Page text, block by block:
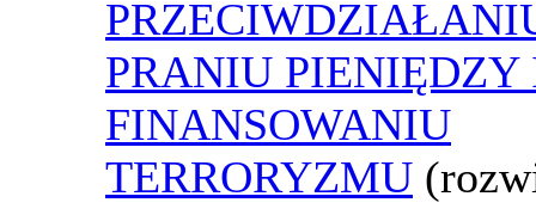
PRANIU PIENIĘDZY
FINANSOWANIU
TERRORYZMU